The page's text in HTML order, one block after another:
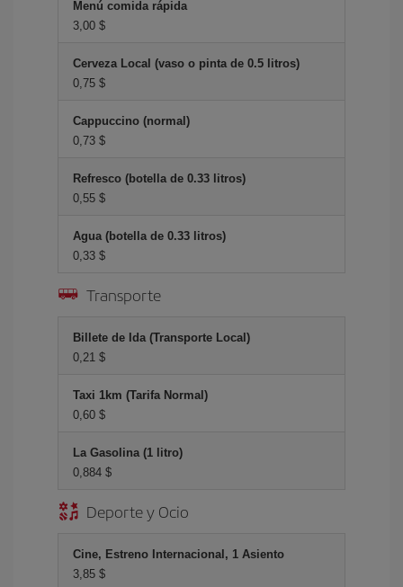
Menú comida rápida
3,00 $
Cerveza Local (vaso o pinta de 0.5 litros)
0,75 $
Cappuccino (normal)
0,73 $
Refresco (botella de 0.33 litros)
0,55 $
Agua (botella de 0.33 litros)
0,33 $
Transporte
Billete de Ida (Transporte Local)
0,21 $
Taxi 1km (Tarifa Normal)
0,60 $
La Gasolina (1 litro)
0,884 $
Deporte y Ocio
Cine, Estreno Internacional, 1 Asiento
3,85 $